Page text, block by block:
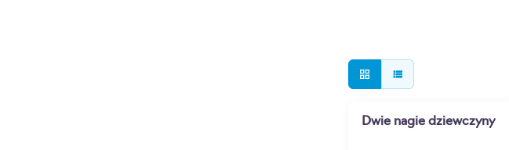
grid_view view_list
Dwie nagie dziewczyny